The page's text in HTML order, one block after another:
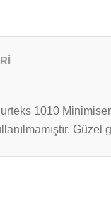
1010
Güzel